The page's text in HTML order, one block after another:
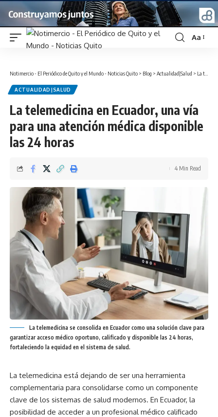
Font
Aa
Notimercio - El Periódico de Quito y el Mundo - Noticias Quito > Blog > Actualidad|Salud > La telemedicina en Ecuador, una vía para una atención médica disponible las 24 horas
ACTUALIDAD|SALUD
La telemedicina en Ecuador, una vía
para una atención médica disponible
las 24 horas
4 Min Read
La telemedicina se consolida en Ecuador como una solución clave para
garantizar acceso médico oportuno, calificado y disponible las 24 horas,
fortaleciendo la equidad en el sistema de salud.
La telemedicina está dejando de ser una herramienta
complementaria para consolidarse como un componente
clave de los sistemas de salud modernos. En Ecuador, la
posibilidad de acceder a un profesional médico calificado